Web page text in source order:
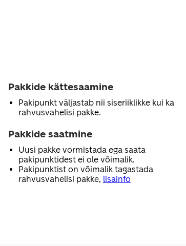
Pakkide kättesaamine
Pakipunkt väljastab nii siseriiklikke kui ka
rahvusvahelisi pakke.
Pakkide saatmine
Uusi pakke vormistada ega saata
pakipunktidest ei ole võimalik.
Pakipunktist on võimalik tagastada
rahvusvahelisi pakke, lisainfo